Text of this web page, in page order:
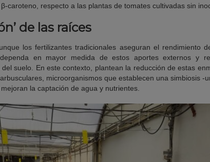
caroteno, respecto a las plantas de tomates cultivadas sin
de las raíces
los fertilizantes tradicionales aseguran el rendimiento
en mayor medida de estos aportes externos y
suelo. En este contexto, plantean la reducción de estas
microorganismos que establecen una simbiosis -
la captación de agua y nutrientes.